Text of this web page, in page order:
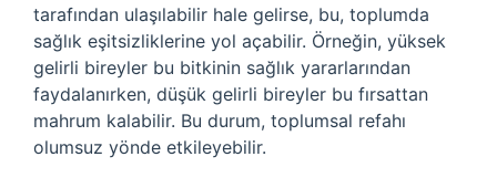
tarafından ulaşılabilir hale gelirse, bu, toplumda
sağlık eşitsizliklerine yol açabilir. Örneğin, yüksek
gelirli bireyler bu bitkinin sağlık yararlarından
faydalanırken, düşük gelirli bireyler bu fırsattan
mahrum kalabilir. Bu durum, toplumsal refahı
olumsuz yönde etkileyebilir.